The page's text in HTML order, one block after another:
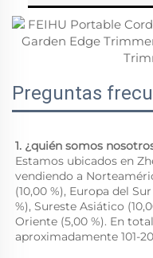
Preguntas
1. ¿quién somos
Estamos ubicados en
vendiendo a
(10,00 %), Europa del
%), Sureste Asiático
Oriente (5,00 %). En
aproximadamente 101-